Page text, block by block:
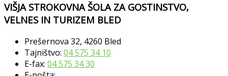
VIŠJA STROKOVNA ŠOLA ZA GOSTINSTVO,
VELNES IN TURIZEM BLED
Prešernova 32, 4260 Bled
Tajništvo: 04 575 34 10
E-fax: 04 575 34 30